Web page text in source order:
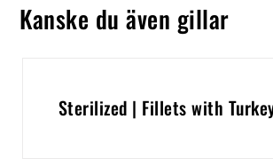
Kanske du även gillar
Sterilized | Fillets with